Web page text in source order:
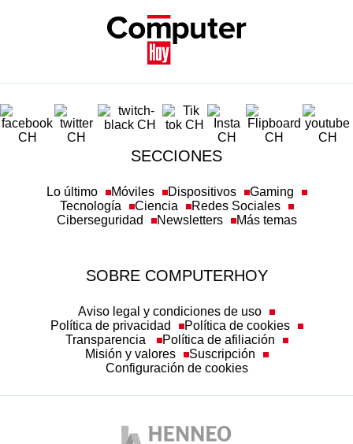
SECCIONES
Lo último Móviles Dispositivos
Gaming
Tecnología
Ciencia
Redes Sociales
Ciberseguridad
Newsletters Más temas
SOBRE COMPUTERHOY
Aviso legal y condiciones de uso
Política de privacidad
Política de cookies
Transparencia
Política de afiliación
Misión y valores
Suscripción
Configuración de cookies